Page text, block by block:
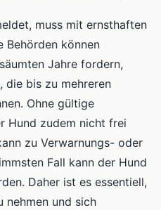
muss mit ernsthaften
Behörden können
Jahre fordern,
die bis zu mehreren
Ohne gültige
Hund zudem nicht frei
zu Verwarnungs- oder
Fall kann der Hund
Daher ist es essentiell,
nehmen und sich